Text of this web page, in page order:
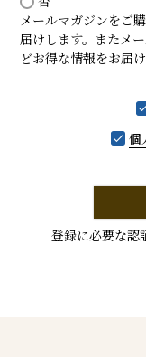
メールマガジンをご
届けします。またメ
どお得な情報をお届け
個
登録に必要な認